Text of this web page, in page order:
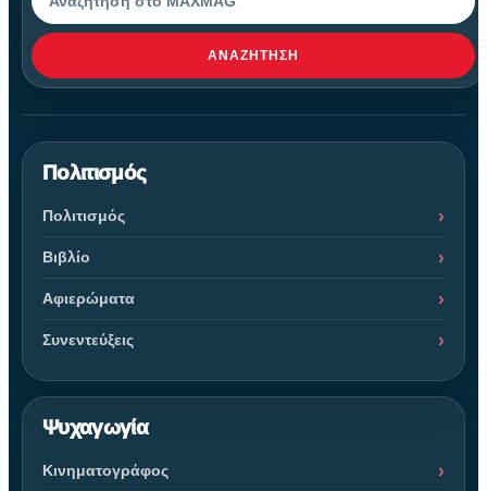
ΑΝΑΖΉΤΗΣΗ
Πολιτισμός
Πολιτισμός
Βιβλίο
Αφιερώματα
Συνεντεύξεις
Ψυχαγωγία
Κινηματογράφος